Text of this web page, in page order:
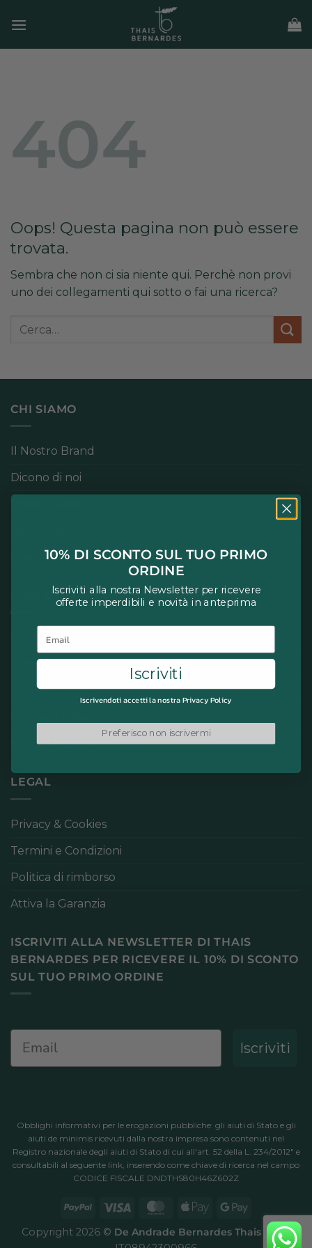
404
Oops! Questa pagina non può essere
trovata.
Sembra che non ci sia niente qui. Perchè non provi
uno dei collegamenti qui sotto o fai una ricerca?
CHI SIAMO
Il Nostro Brand
Dicono di noi
LINK UTILI
Contatti
Il mio account
Ricerca Ordine
Guida Misure Anelli
LEGAL
Privacy & Cookies
Termini e Condizioni
Politica di rimborso
Attiva la Garanzia
ISCRIVITI ALLA NEWSLETTER DI THAIS
BERNARDES PER RICEVERE IL 10% DI SCONTO
SUL TUO PRIMO ORDINE
Email
Iscriviti
Obblighi informativi per le erogazioni pubbliche: gli aiuti di Stato e gli
aiuti de minimis ricevuti dalla nostra impresa sono contenuti nel
Registro nazionale degli aiuti di Stato di cui all'art. 52 della L. 234/2012" e
consultabili al seguente link , inserendo come chiave di ricerca nel campo
CODICE FISCALE DNDTHS80H46Z602Z
PayPal Visa MasterCard
Apple
Google
Copyright 2026 © De Andrade Bernardes Thais P.IVA
10% DI SCONTO SUL TUO PRIMO
ORDINE
Iscriviti alla nostra Newsletter per ricevere
offerte imperdibili e novità in anteprima
Email
Iscriviti
Iscrivendoti accetti la nostra Privacy Policy
Preferisco non iscrivermi